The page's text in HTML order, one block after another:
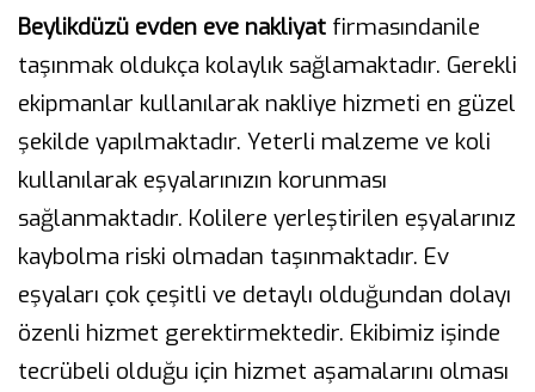
Beylikdüzü evden eve nakliyat firmasındanile
taşınmak oldukça kolaylık sağlamaktadır. Gerekli
ekipmanlar kullanılarak nakliye hizmeti en güzel
şekilde yapılmaktadır. Yeterli malzeme ve koli
kullanılarak eşyalarınızın korunması
sağlanmaktadır. Kolilere yerleştirilen eşyalarınız
kaybolma riski olmadan taşınmaktadır. Ev
eşyaları çok çeşitli ve detaylı olduğundan dolayı
özenli hizmet gerektirmektedir. Ekibimiz işinde
tecrübeli olduğu için hizmet aşamalarını olması